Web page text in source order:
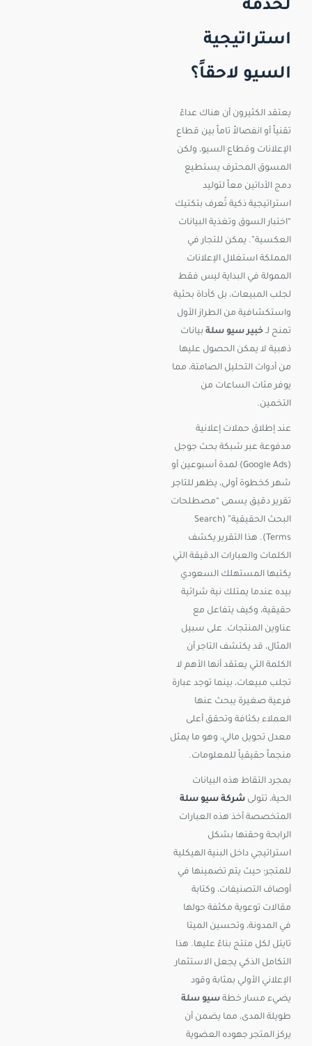
لخدمة
استراتيجية
السيو لاحقاً؟
يعتقد الكثيرون أن هناك عداءً
تقنياً أو انفصالاً تاماً بين قطاع
الإعلانات وقطاع السيو، ولكن
المسوق المحترف يستطيع
دمج الأداتين معاً لتوليد
استراتيجية ذكية تُعرف بتكتيك
“اختبار السوق وتغذية البيانات
العكسية”. يمكن للتجار في
المملكة استغلال الإعلانات
الممولة في البداية ليس فقط
لجلب المبيعات، بل كأداة بحثية
واستكشافية من الطراز الأول
تمنح لـ خبير سيو سلة بيانات
ذهبية لا يمكن الحصول عليها
من أدوات التحليل الصامتة، مما
يوفر مئات الساعات من
التخمين.
عند إطلاق حملات إعلانية
مدفوعة عبر شبكة بحث جوجل
(Google Ads) لمدة أسبوعين أو
شهر كخطوة أولى، يظهر للتاجر
تقرير دقيق يسمى “مصطلحات
البحث الحقيقية” (Search
Terms). هذا التقرير يكشف
الكلمات والعبارات الدقيقة التي
يكتبها المستهلك السعودي
بيده عندما يمتلك نية شرائية
حقيقية، وكيف يتفاعل مع
عناوين المنتجات. على سبيل
المثال، قد يكتشف التاجر أن
الكلمة التي يعتقد أنها الأهم لا
تجلب مبيعات، بينما توجد عبارة
فرعية صغيرة يبحث عنها
العملاء بكثافة وتحقق أعلى
معدل تحويل مالي، وهو ما يمثل
منجماً حقيقياً للمعلومات.
بمجرد التقاط هذه البيانات
الحية، تتولى شركة سيو سلة
المتخصصة أخذ هذه العبارات
الرابحة وحقنها بشكل
استراتيجي داخل البنية الهيكلية
للمتجر؛ حيث يتم تضمينها في
أوصاف التصنيفات، وكتابة
مقالات توعوية مكثفة حولها
في المدونة، وتحسين الميتا
تايتل لكل منتج بناءً عليها. هذا
التكامل الذكي يجعل الاستثمار
الإعلاني الأولي بمثابة وقود
يضيء مسار خطة سيو سلة
طويلة المدى، مما يضمن أن
يركز المتجر جهوده العضوية